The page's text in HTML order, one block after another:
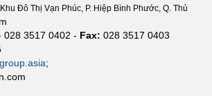
Đô Thị Vạn Phúc, P. Hiệp Bình Phước, Q. Thủ
028 3517 0402 - Fax: 028 3517 0403
;